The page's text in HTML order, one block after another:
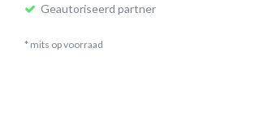
Geautoriseerd partner
* mits op voorraad